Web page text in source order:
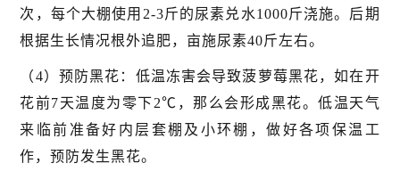
次，每个大棚使用2-3斤的尿素兑水1000斤浇施。后期
根据生长情况根外追肥，亩施尿素40斤左右。
（4）预防黑花：低温冻害会导致菠萝莓黑花，如在开
花前7天温度为零下2℃，那么会形成黑花。低温天气
来临前准备好内层套棚及小环棚，做好各项保温工
作，预防发生黑花。